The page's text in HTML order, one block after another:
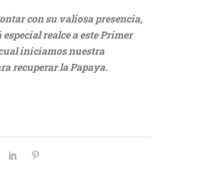
con su valiosa presencia,
especial realce a este Primer
iniciamos nuestra
recuperar la Papaya.